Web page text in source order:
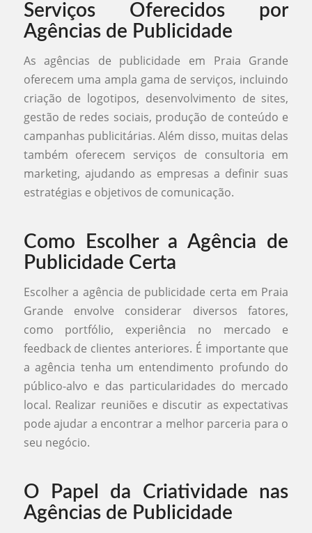
Serviços Oferecidos por
Agências de Publicidade
As agências de publicidade em Praia Grande
oferecem uma ampla gama de serviços, incluindo
criação de logotipos, desenvolvimento de sites,
gestão de redes sociais, produção de conteúdo e
campanhas publicitárias. Além disso, muitas delas
também oferecem serviços de consultoria em
marketing, ajudando as empresas a definir suas
estratégias e objetivos de comunicação.
Como Escolher a Agência de
Publicidade Certa
Escolher a agência de publicidade certa em Praia
Grande envolve considerar diversos fatores,
como portfólio, experiência no mercado e
feedback de clientes anteriores. É importante que
a agência tenha um entendimento profundo do
público-alvo e das particularidades do mercado
local. Realizar reuniões e discutir as expectativas
pode ajudar a encontrar a melhor parceria para o
seu negócio.
O Papel da Criatividade nas
Agências de Publicidade